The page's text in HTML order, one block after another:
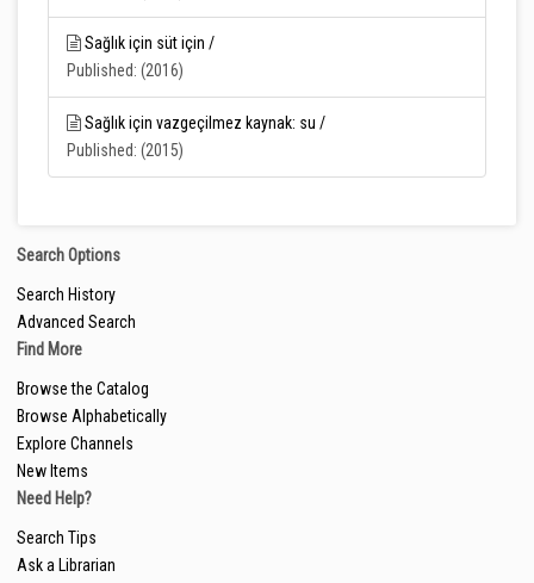
Sağlık için süt için /
Published: (2016)
Sağlık için vazgeçilmez kaynak: su /
Published: (2015)
Search Options
Search History
Advanced Search
Find More
Browse the Catalog
Browse Alphabetically
Explore Channels
New Items
Need Help?
Search Tips
Ask a Librarian